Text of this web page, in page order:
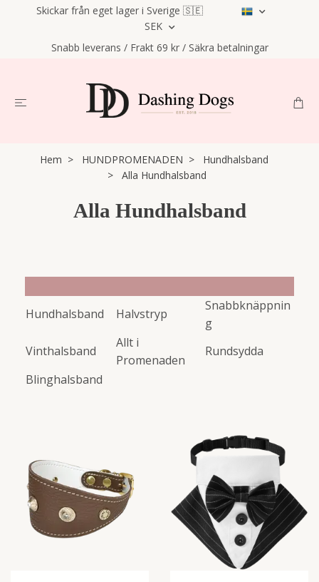
Skickar från eget lager i Sverige 🇸🇪
SEK
Snabb leverans / Frakt 69 kr / Säkra betalningar
Hem HUNDPROMENADEN
Hundhalsband
Alla Hundhalsband
Alla Hundhalsband
Hundhalsband Halvstryp
Snabbknäppnin
g
Vinthalsband
Allt i
Promenaden
Rundsydda
Blinghalsband